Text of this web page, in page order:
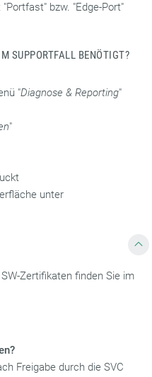
bzw. "Edge-Port"
SUPPORTFALL BENÖTIGT?
"Diagnose & Reporting"
"
unter
Zertifikaten finden Sie im
Freigabe durch die SVC